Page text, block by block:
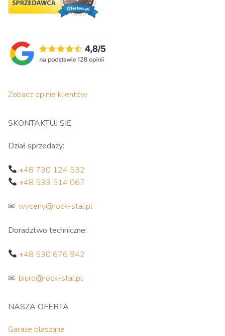
Zobacz opinie klientów
SKONTAKTUJ SIĘ
Dział sprzedaży:
+48 730 124 532
+48 533 514 067
✉ wyceny@rock-stal.pl
Doradztwo techniczne:
+48 530 676 942
✉ biuro@rock-stal.pl
NASZA OFERTA
Garaże blaszane